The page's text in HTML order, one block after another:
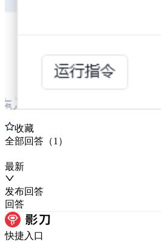
收藏
全部回答 （1 ）
最新
发布回答
回答
快捷入口